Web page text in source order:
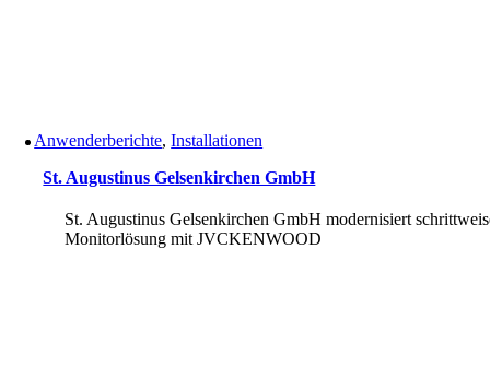
Anwenderberichte,Installationen
St. Augustinus Gelsenkirchen GmbH
St. Augustinus Gelsenkirchen GmbH modernisiert
Monitorlösung mit JVCKENWOOD